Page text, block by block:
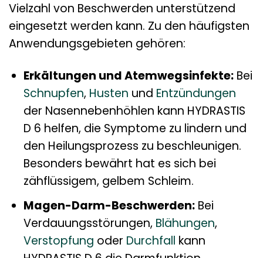
Vielzahl von Beschwerden unterstützend
eingesetzt werden kann. Zu den häufigsten
Anwendungsgebieten gehören:
Erkältungen und Atemwegsinfekte:Bei
Schnupfen, Husten und Entzündungen
der Nasennebenhöhlen kann HYDRASTIS
D 6 helfen, die Symptome zu lindern und
den Heilungsprozess zu beschleunigen.
Besonders bewährt hat es sich bei
zähflüssigem, gelbem Schleim.
Magen-Darm-Beschwerden:Bei
Verdauungsstörungen, Blähungen,
Verstopfung oder Durchfall kann